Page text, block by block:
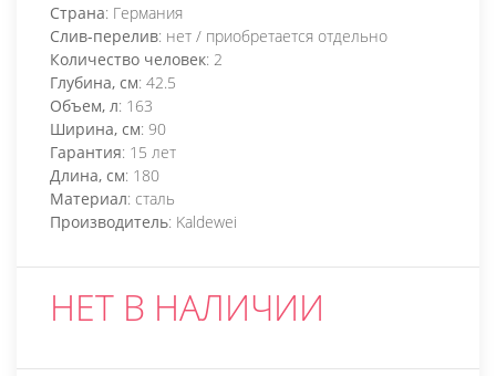
Страна: Германия
Слив-перелив: нет / приобретается отдельно
Количество человек: 2
Глубина, см: 42.5
Объем, л: 163
Ширина, см: 90
Гарантия: 15 лет
Длина, см: 180
Материал: сталь
Производитель: Kaldewei
НЕТ В НАЛИЧИИ